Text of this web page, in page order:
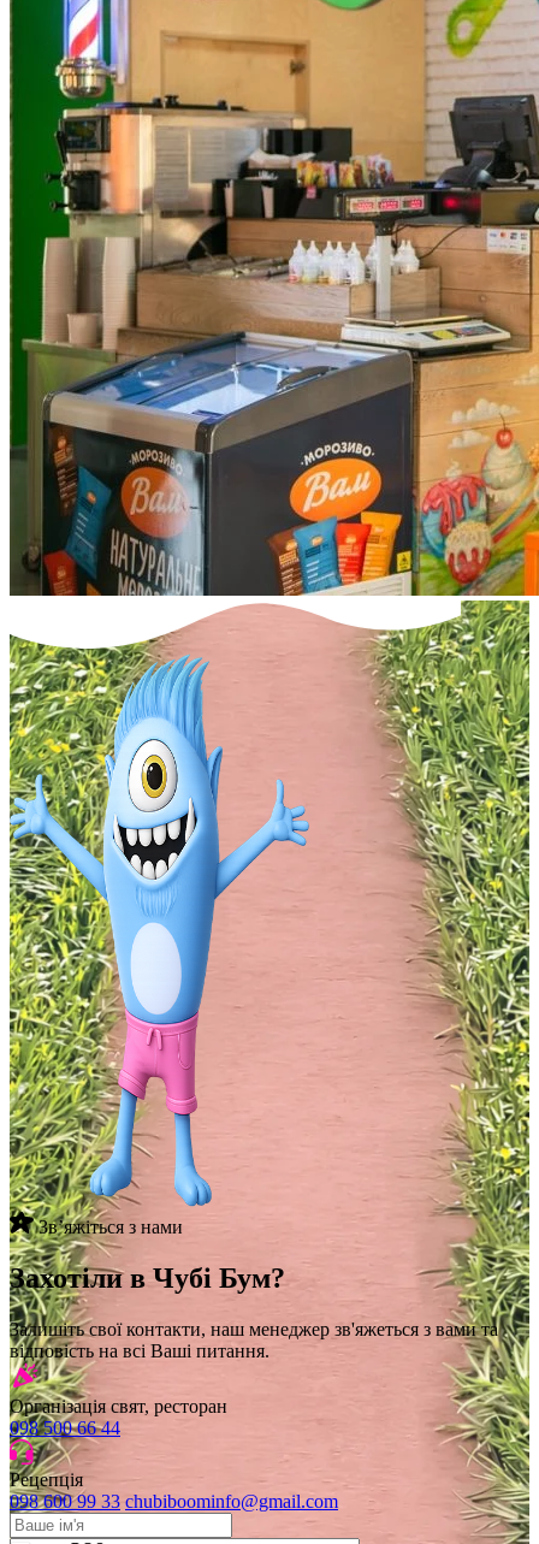
Звʼяжіться з нами
Захотіли в Чубі Бум?
Залишіть свої контакти, наш менеджер зв'яжеться з вами та
відповість на всі Ваші питання.
Організація свят, ресторан
098 500 66 44
Рецепція
098 600 99 33 chubiboominfo@gmail.com